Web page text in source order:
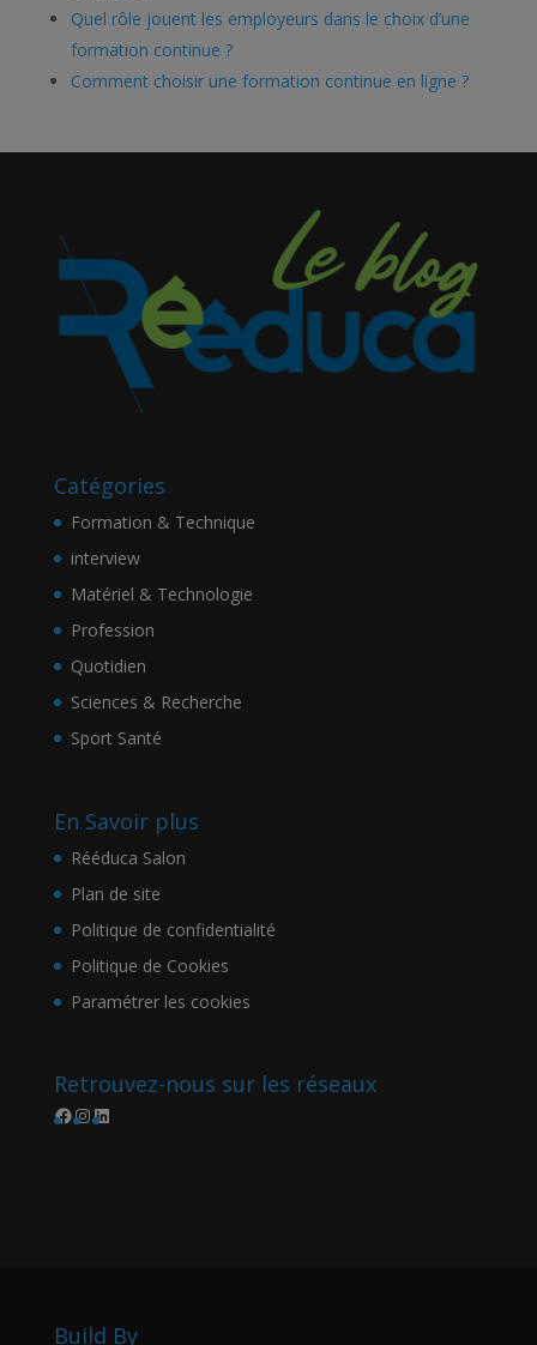
Quel rôle jouent les employeurs dans le choix d’une
formation continue ?
Comment choisir une formation continue en ligne ?
Catégories
Formation & Technique
interview
Matériel & Technologie
Profession
Quotidien
Sciences & Recherche
Sport Santé
En Savoir plus
Rééduca Salon
Plan de site
Politique de confidentialité
Politique de Cookies
Paramétrer les cookies
Retrouvez-nous sur les réseaux
Facebook
Instagram
LinkedIn
Build By